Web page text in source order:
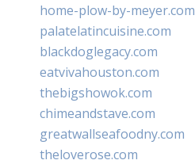
home-plow-by-meyer.com
palatelatincuisine.com
blackdoglegacy.com
eatvivahouston.com
thebigshowok.com
chimeandstave.com
greatwallseafoodny.com
theloverose.com